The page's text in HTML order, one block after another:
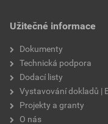
Užitečné informace
Dokumenty
Technická podpora
Dodací listy
Vystavování dokladů |
Projekty a granty
O nás